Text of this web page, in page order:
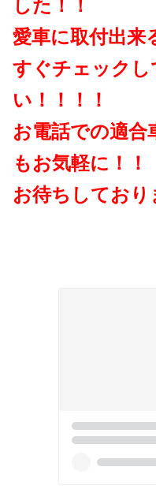
した！！
愛車に取付出来
すぐチェックし
い！！！！
お電話での適合
もお気軽に！！
お待ちしており